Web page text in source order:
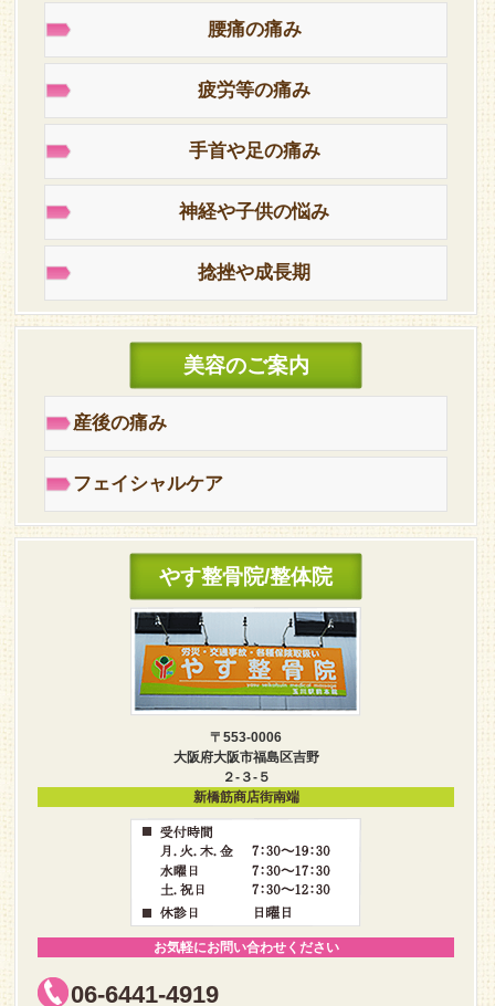
腰痛の痛み
疲労等の痛み
手首や足の痛み
神経や子供の悩み
捻挫や成長期
美容のご案内
産後の痛み
フェイシャルケア
やす整骨院/整体院
〒553-0006
大阪府大阪市福島区吉野
２-３-５
新橋筋商店街南端
お気軽にお問い合わせください
06-6441-4919